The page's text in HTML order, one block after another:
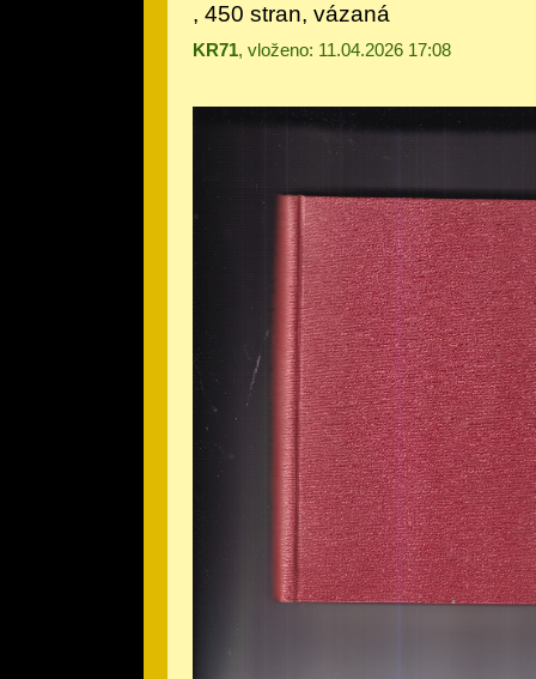
, 450 stran, vázaná
KR71, vloženo: 11.04.2026 17:08